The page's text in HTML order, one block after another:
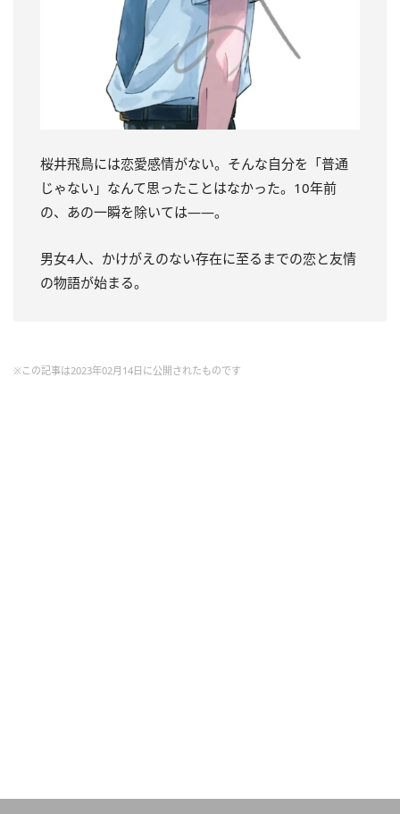
桜井飛鳥には恋愛感情がない。そんな自分を「普通
じゃない」なんて思ったことはなかった。10年前
の、あの一瞬を除いては――。
男女4人、かけがえのない存在に至るまでの恋と友情
の物語が始まる。
※この記事は2023年02月14日に公開されたものです